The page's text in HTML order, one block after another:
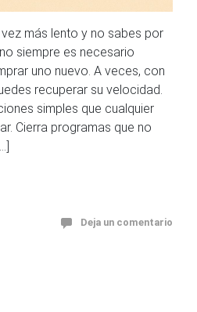
más lento y no sabes por
siempre es necesario
uno nuevo. A veces, con
recuperar su velocidad.
simples que cualquier
Cierra programas que no
Deja un comentario